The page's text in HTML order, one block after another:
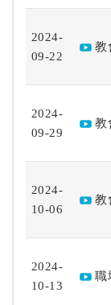
2024-
09-22
教
2024-
09-29
教
2024-
10-06
教
2024-
10-13
職